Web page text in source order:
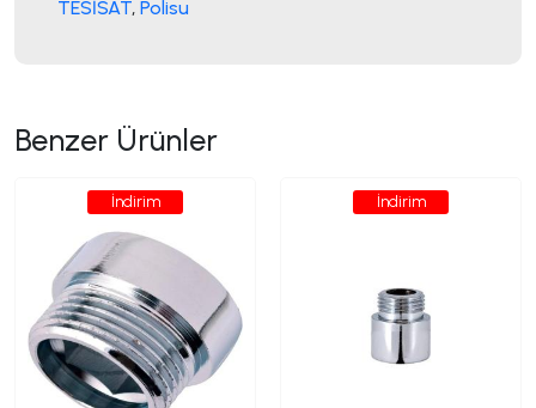
TESİSAT, Polisu
Benzer Ürünler
İndirim İndirim